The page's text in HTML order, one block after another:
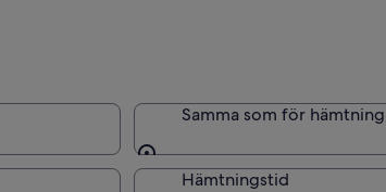
Samma som för hämtning
Samma som för hämtning
Hämtningstid